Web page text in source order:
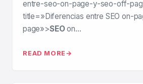
entre-seo-on-page-y-seo-off-
title=»Diferencias entre SEO on-
page»>SEOon…
READ MORE